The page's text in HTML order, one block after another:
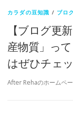
カラダの豆知識 / ブロ
【ブログ更
産物質」っ
はぜひチェ
After Rehaのホームペ